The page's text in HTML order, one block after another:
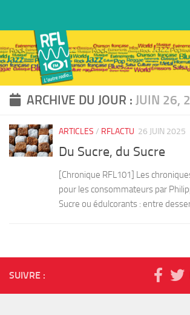
ARCHIVE DU JOUR : JUIN 26,
ARTICLES / RFLACTU 26 JUIN 2025
Du Sucre, du Sucre
[Chronique RFL101] Les
pour les consommateurs par
Sucre ou édulcorants : entre
SUIVRE :